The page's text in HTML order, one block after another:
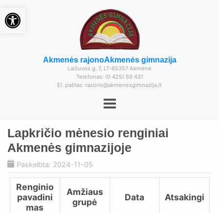
Akmenės rajonoAkmenės gimnazija
Laižuvos g. 7, LT-85357 Akmenė
Telefonas: (0 425) 59 431
El. paštas: rastine@akmenesgimnazija.lt
Lapkričio mėnesio renginiai
Akmenės gimnazijoje
Paskelbta: 2024-11-05
Renginio
pavadini
mas
Amžiaus
grupė
Data Atsakingi
Open toolbar